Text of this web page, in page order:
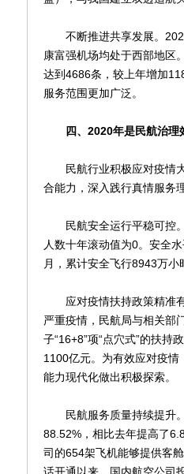
不断推进共享发展。2020
康富强机场均处于西部地区
达到4686条，较上年增加
服务范围更加广泛。
四、2020年是民航治理
民航行业积极应对疫情大
合能力，深入践行真情服务
民航安全运行平稳可控。
人数十年滚动值为0。安全
月，累计安全飞行8943万
应对疫情扶持政策精准有
严重疫情，民航局与相关部
子“16+8”项“点穴式”的扶
1100亿元。为有效应对疫
能力现代化做出积极探索。
民航服务质量持续提升。
88.52%，相比去年提高了
司的654架飞机能够提供客